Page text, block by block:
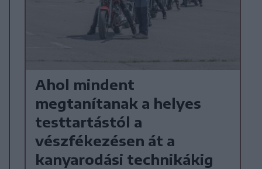
Ahol mindent
megtanítanak a helyes
testtartástól a
vészfékezésen át a
kanyarodási technikákig